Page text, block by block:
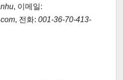
, 이메일:
, 전화: 001-36-70-413-